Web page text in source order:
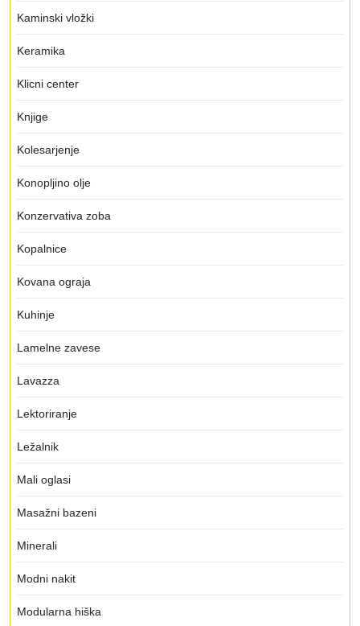
Kaminski vložki
Keramika
Klicni center
Knjige
Kolesarjenje
Konopljino olje
Konzervativa zoba
Kopalnice
Kovana ograja
Kuhinje
Lamelne zavese
Lavazza
Lektoriranje
Ležalnik
Mali oglasi
Masažni bazeni
Minerali
Modni nakit
Modularna hiška